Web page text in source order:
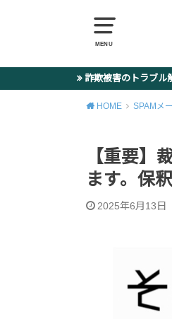
MENU
詐欺被害のトラブ
HOME SPAMメ
【重要】
ます。保
2025年6月13日